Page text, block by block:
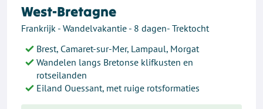
West-Bretagne
Frankrijk - Wandelvakantie - 8 dagen- Trektocht
Brest, Camaret-sur-Mer, Lampaul, Morgat
Wandelen langs Bretonse klifkusten en
rotseilanden
Eiland Ouessant, met ruige rotsformaties